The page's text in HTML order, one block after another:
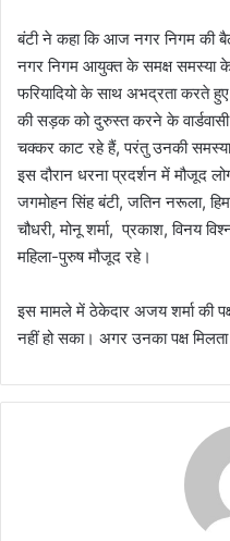
बंटी ने कहा कि आज नगर निगम की
नगर निगम आयुक्त के समक्ष समस्या के
फरियादियो के साथ अभद्रता करते हुए
की सड़क को दुरुस्त करने के
चक्कर काट रहे हैं, परंतु उनकी समस्या
इस दौरान धरना प्रदर्शन में मौजूद
जगमोहन सिंह बंटी, जतिन नरूला,
चौधरी, मोनू शर्मा, प्रकाश, विनय
महिला-पुरुष मौजूद रहे।
इस मामले में ठेकेदार अजय शर्मा की
नहीं हो सका। अगर उनका पक्ष